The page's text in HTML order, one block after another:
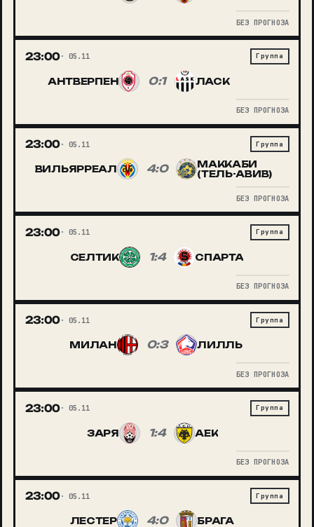
БЕЗ ПРОГНОЗА
23:00 05.11 Группа
АНТВЕРПЕН 0:1 ЛАСК
БЕЗ ПРОГНОЗА
23:00 05.11 Группа
ВИЛЬЯРРЕАЛ 4:0
МАККАБИ
(ТЕЛЬ-АВИВ)
БЕЗ ПРОГНОЗА
23:00 05.11 Группа
СЕЛТИК 1:4 СПАРТА
БЕЗ ПРОГНОЗА
23:00 05.11 Группа
МИЛАН 0:3 ЛИЛЛЬ
БЕЗ ПРОГНОЗА
23:00 05.11 Группа
ЗАРЯ 1:4 АЕК
БЕЗ ПРОГНОЗА
23:00 05.11 Группа
ЛЕСТЕР 4:0 БРАГА